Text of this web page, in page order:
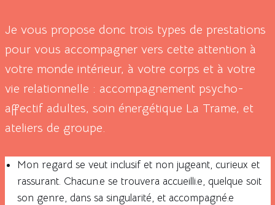
Je vous propose donc trois types de prestations
pour vous accompagner vers cette attention à
votre monde intérieur, à votre corps et à votre
vie relationnelle : accompagnement psycho-
affectif adultes, soin énergétique La Trame, et
ateliers de groupe.
Mon regard se veut inclusif et non jugeant, curieux et
rassurant. Chacun.e se trouvera accueilli.e, quelque soit
son genre, dans sa singularité, et accompagné.e